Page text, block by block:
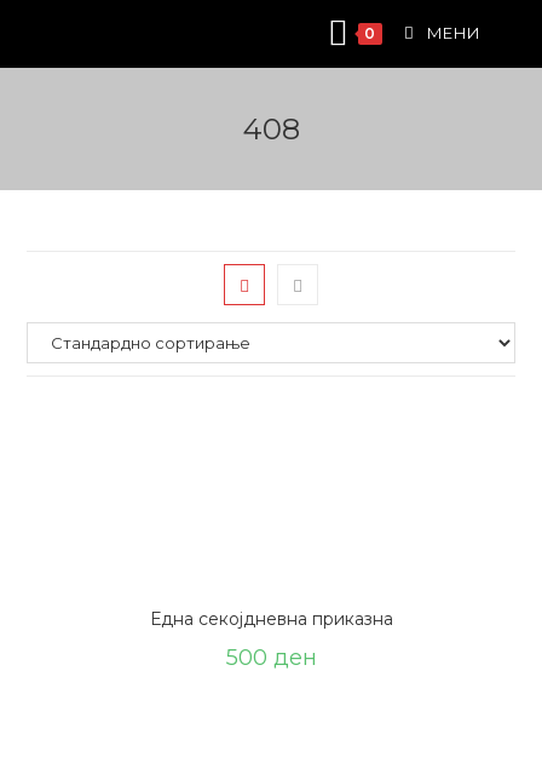
content
0 МЕНИ
408
Една секојдневна приказна
500 ден